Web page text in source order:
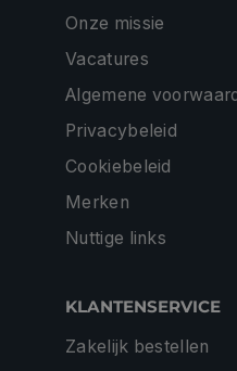
Onze missie
Vacatures
Algemene
Privacybeleid
Cookiebeleid
Merken
Nuttige links
KLANTENSERVICE
Zakelijk bestellen